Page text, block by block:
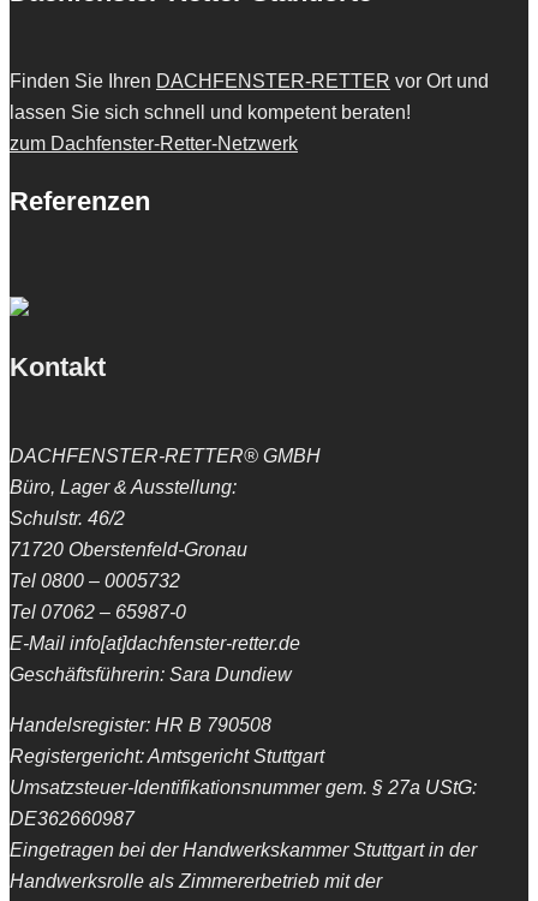
Finden Sie Ihren DACHFENSTER-RETTER vor Ort und
lassen Sie sich schnell und kompetent beraten!
zum Dachfenster-Retter-Netzwerk
Referenzen
Kontakt
DACHFENSTER-RETTER® GMBH
Büro, Lager & Ausstellung:
Schulstr. 46/2
71720 Oberstenfeld-Gronau
Tel 0800 – 0005732
Tel 07062 – 65987-0
E-Mail info[at]dachfenster-retter.de
Geschäftsführerin: Sara Dundiew
Handelsregister: HR B 790508
Registergericht: Amtsgericht Stuttgart
Umsatzsteuer-Identifikationsnummer gem. § 27a UStG:
DE362660987
Eingetragen bei der Handwerkskammer Stuttgart in der
Handwerksrolle als Zimmererbetrieb mit der